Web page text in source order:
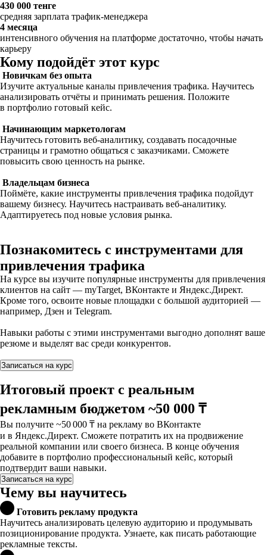
430 000 тенге
средняя зарплата трафик-менеджера
4 месяца
интенсивного обучения на платформе достаточно, чтобы начать
карьеру
Кому подойдёт этот курс
Новичкам без опыта
Изучите актуальные каналы привлечения трафика. Научитесь
анализировать отчёты и принимать решения. Положите
в портфолио готовый кейс.
Начинающим маркетологам
Научитесь готовить веб-аналитику, создавать посадочные
страницы и грамотно общаться с заказчиками. Сможете
повысить свою ценность на рынке.
Владельцам бизнеса
Поймёте, какие инструменты привлечения трафика подойдут
вашему бизнесу. Научитесь настраивать веб-аналитику.
Адаптируетесь под новые условия рынка.
Познакомитесь с инструментами для
привлечения трафика
На курсе вы изучите популярные инструменты для привлечения
клиентов на сайт — myTarget, ВКонтакте и Яндекс.Директ.
Кроме того, освоите новые площадки с большой аудиторией —
например, Дзен и Telegram.
Навыки работы с этими инструментами выгодно дополнят ваше
резюме и выделят вас среди конкурентов.
Записаться на курс
Итоговый проект с реальным
рекламным бюджетом ~50 000 ₸
Вы получите ~50 000 ₸ на рекламу во ВКонтакте
и в Яндекс.Директ. Сможете потратить их на продвижение
реальной компании или своего бизнеса. В конце обучения
добавите в портфолио профессиональный кейс, который
подтвердит ваши навыки.
Записаться на курс
Чему вы научитесь
Готовить рекламу продукта
Научитесь анализировать целевую аудиторию и продумывать
позиционирование продукта. Узнаете, как писать работающие
рекламные тексты.